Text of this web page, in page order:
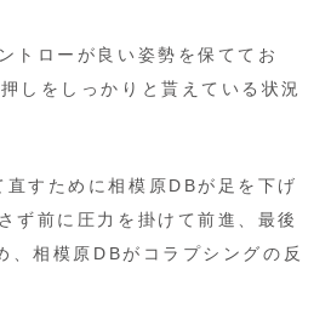
トローが良い姿勢を保ててお
しをしっかりと貰えている状況
直すために相模原DBが足を下げ
ず前に圧力を掛けて前進、最後
、相模原DBがコラプシングの反